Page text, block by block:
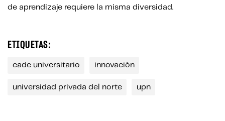
de aprendizaje requiere la misma diversidad.
ETIQUETAS:
cade universitario innovación
universidad privada del norte upn